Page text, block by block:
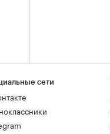
сети